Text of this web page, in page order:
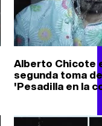
Alberto Chicote
segunda toma
'Pesadilla en la